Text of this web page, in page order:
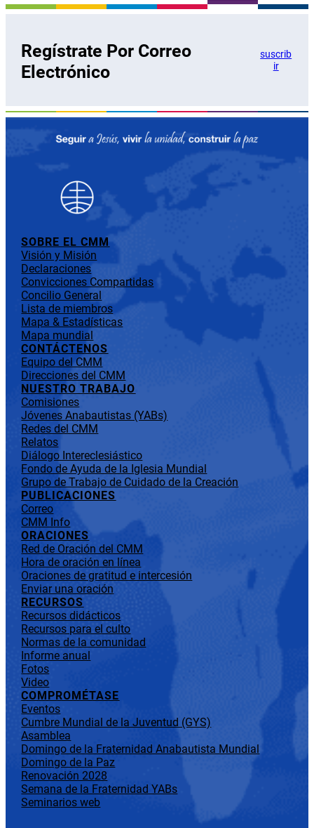
Regístrate Por Correo
Electrónico
suscrib
ir
SOBRE EL CMM
Visión y Misión
Declaraciones
Convicciones Compartidas
Concilio General
Lista de miembros
Mapa & Estadísticas
Mapa mundial
CONTÁCTENOS
Equipo del CMM
Direcciones del CMM
NUESTRO TRABAJO
Comisiones
Jóvenes Anabautistas (YABs)
Redes del CMM
Relatos
Diálogo Intereclesiástico
Fondo de Ayuda de la Iglesia Mundial
Grupo de Trabajo de Cuidado de la Creación
PUBLICACIONES
Correo
CMM Info
ORACIONES
Red de Oración del CMM
Hora de oración en línea
Oraciones de gratitud e intercesión
Enviar una oración
RECURSOS
Recursos didácticos
Recursos para el culto
Normas de la comunidad
Informe anual
Fotos
Video
COMPROMÉTASE
Eventos
Cumbre Mundial de la Juventud (GYS)
Asamblea
Domingo de la Fraternidad Anabautista Mundial
Domingo de la Paz
Renovación 2028
Semana de la Fraternidad YABs
Seminarios web